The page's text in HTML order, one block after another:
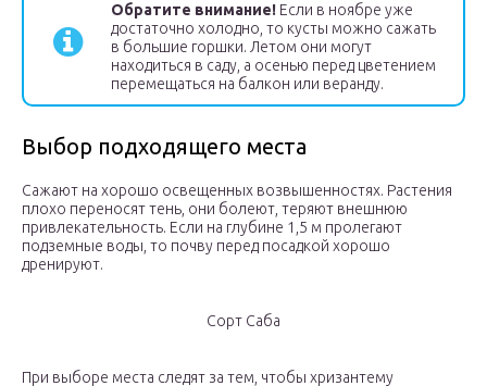
Обратите внимание! Если в ноябре уже
достаточно холодно, то кусты можно сажать
в большие горшки. Летом они могут
находиться в саду, а осенью перед цветением
перемещаться на балкон или веранду.
Выбор подходящего места
Сажают на хорошо освещенных возвышенностях. Растения
плохо переносят тень, они болеют, теряют внешнюю
привлекательность. Если на глубине 1,5 м пролегают
подземные воды, то почву перед посадкой хорошо
дренируют.
Сорт Саба
При выборе места следят за тем, чтобы хризантему